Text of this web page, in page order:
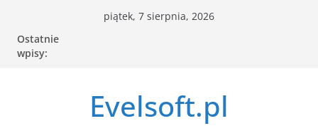
treści
piątek, 7 sierpnia, 2026
Ostatnie
wpisy:
Evelsoft.pl